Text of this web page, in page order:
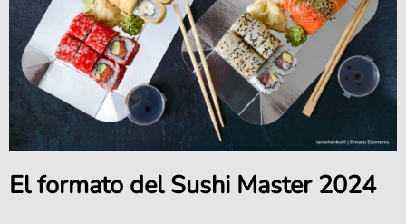
El formato del Sushi Master 2024